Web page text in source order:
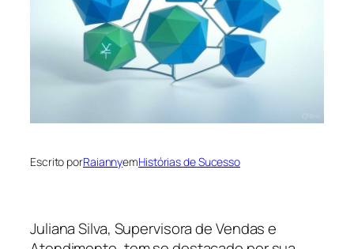
Escrito porRaiannyemHistórias de Sucesso
Juliana Silva, Supervisora de Vendas e